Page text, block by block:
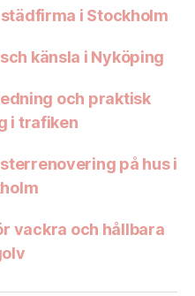
i Stockholm
känsla i Nyköping
och praktisk
i trafiken
på hus i
vackra och hållbara